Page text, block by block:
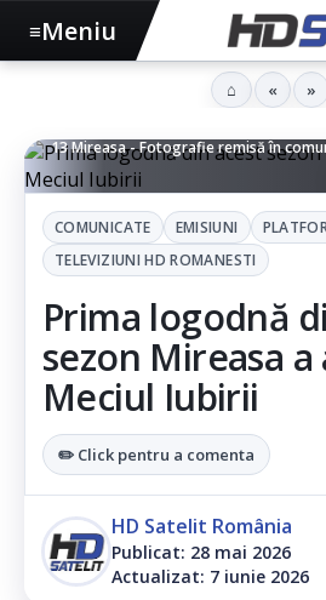
13 Mireasa - Fotografie remisă în
COMUNICATE EMISIUNI
TELEVIZIUNI HD ROMANESTI
Prima logodnă
sezon Mireasa
Meciul Iubirii
✏️ Click pentru a comenta
HD Satelit România
Publicat: 28 mai 2026
Actualizat: 7 iunie 2026
≡Meniu
⌂ « »